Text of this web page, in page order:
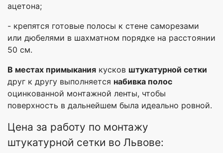
ацетона;
- крепятся готовые полосы к стене саморезами
или дюбелями в шахматном порядке на расстоянии
50 см.
В местах примыкания кусков штукатурной сетки
друг к другу выполняется набивка полос
оцинкованной монтажной ленты, чтобы
поверхность в дальнейшем была идеально ровной.
Цена за работу по монтажу
штукатурной сетки во Львове: